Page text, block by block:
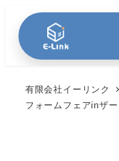
有限会社イーリンク
フォームフェアinザ